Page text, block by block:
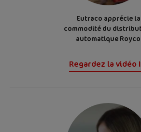
Eutraco apprécie la
commodité du
automatique Royco
Regardez la vidéo